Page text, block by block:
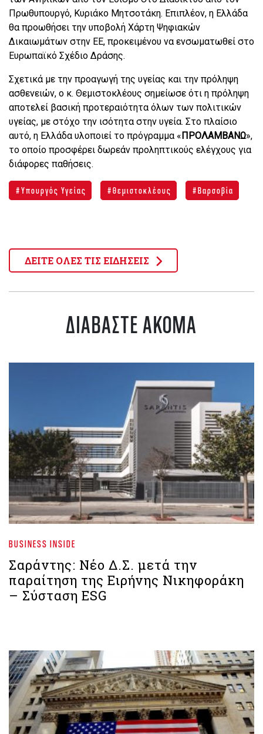
Πρωθυπουργό, Κυριάκο Μητσοτάκη. Επιπλέον, η Ελλάδα
θα προωθήσει την υποβολή Χάρτη Ψηφιακών
Δικαιωμάτων στην ΕΕ, προκειμένου να ενσωματωθεί στο
Ευρωπαϊκό Σχέδιο Δράσης.
Σχετικά με την προαγωγή της υγείας και την πρόληψη
ασθενειών, ο κ. Θεμιστοκλέους σημείωσε ότι η πρόληψη
αποτελεί βασική προτεραιότητα όλων των πολιτικών
υγείας, με στόχο την ισότητα στην υγεία. Στο πλαίσιο
αυτό, η Ελλάδα υλοποιεί το πρόγραμμα « ΠΡΟΛΑΜΒΑΝΩ»,
το οποίο προσφέρει δωρεάν προληπτικούς ελέγχους για
διάφορες παθήσεις.
Υπουργός Υγείας Θεμιστοκλέους Βαρσοβία
ΔΕΙΤΕ ΟΛΕΣ ΤΙΣ ΕΙΔΗΣΕΙΣ
ΔΙΑΒΑΣΤΕ ΑΚΟΜΑ
BUSINESS INSIDE
Σαράντης: Νέο Δ.Σ. μετά την
παραίτηση της Ειρήνης Νικηφοράκη
– Σύσταση ESG